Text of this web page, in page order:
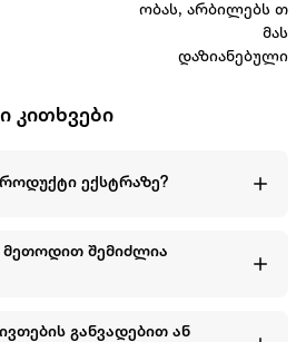
ობას, არბილებს თ
მას
დაზიანებული
კითხვები
ექსტრაზე?
შემიძლია
განვადებით ან